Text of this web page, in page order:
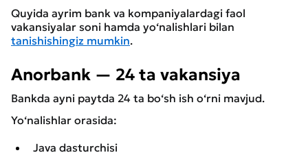
Quyida ayrim bank va kompaniyalardagi faol
vakansiyalar soni hamda yo‘nalishlari bilan
tanishishingiz mumkin.
Anorbank — 24 ta vakansiya
Bankda ayni paytda 24 ta bo‘sh ish o‘rni mavjud.
Yo‘nalishlar orasida:
Java dasturchisi